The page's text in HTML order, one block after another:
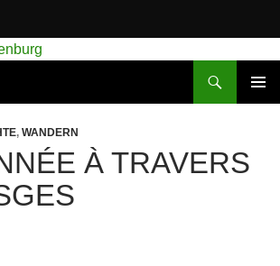
, WANDERN
À TRAVERS